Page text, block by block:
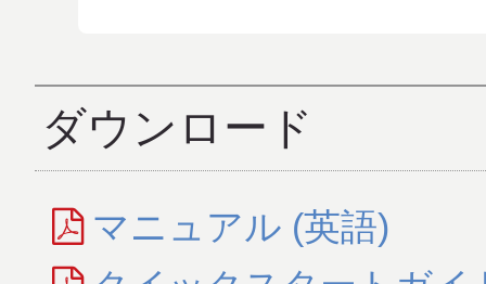
ダウンロード
マニュアル (英語)